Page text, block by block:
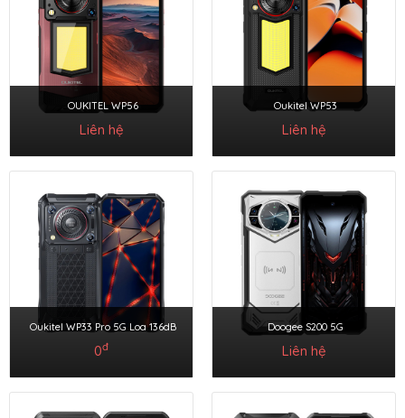
OUKITEL WP56
Liên hệ
Oukitel WP53
Liên hệ
Oukitel WP33 Pro 5G Loa 136dB
0đ
Doogee S200 5G
Liên hệ